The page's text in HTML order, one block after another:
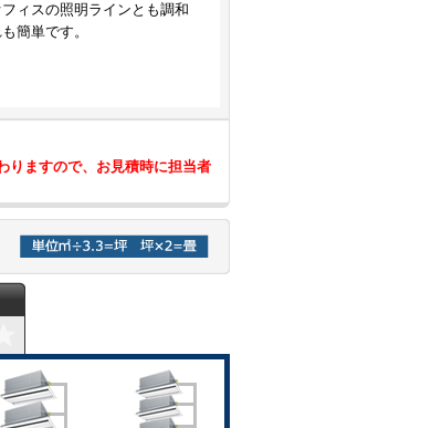
ィスの照明ラインとも調和
簡単です。
りますので、お見積時に担当者